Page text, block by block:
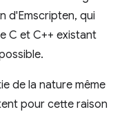
d'Emscripten, qui
C et C++ existant
de la nature même
pour cette raison